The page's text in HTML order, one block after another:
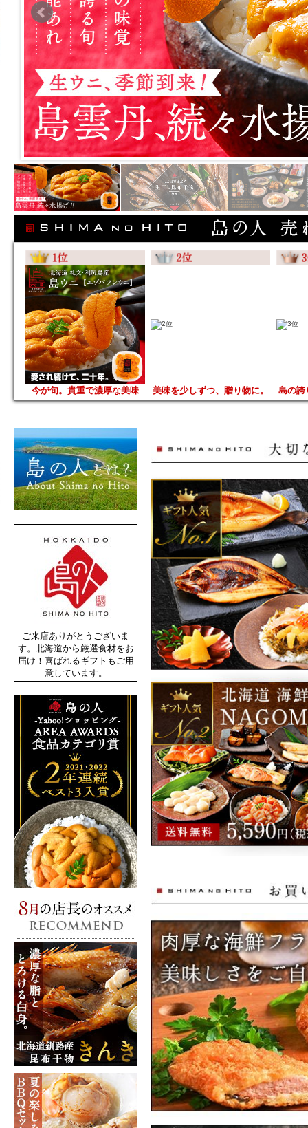
今が旬。貴重で濃厚な美味 美味を少しずつ、贈り物に。 島の誇